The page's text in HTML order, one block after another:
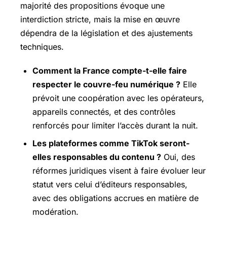
majorité des propositions évoque une
interdiction stricte, mais la mise en œuvre
dépendra de la législation et des ajustements
techniques.
Comment la France compte-t-elle faire
respecter le couvre-feu numérique ? Elle
prévoit une coopération avec les opérateurs,
appareils connectés, et des contrôles
renforcés pour limiter l’accès durant la nuit.
Les plateformes comme TikTok seront-
elles responsables du contenu ? Oui, des
réformes juridiques visent à faire évoluer leur
statut vers celui d’éditeurs responsables,
avec des obligations accrues en matière de
modération.